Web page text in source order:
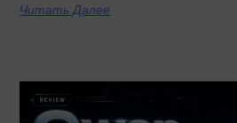
Читать Далее